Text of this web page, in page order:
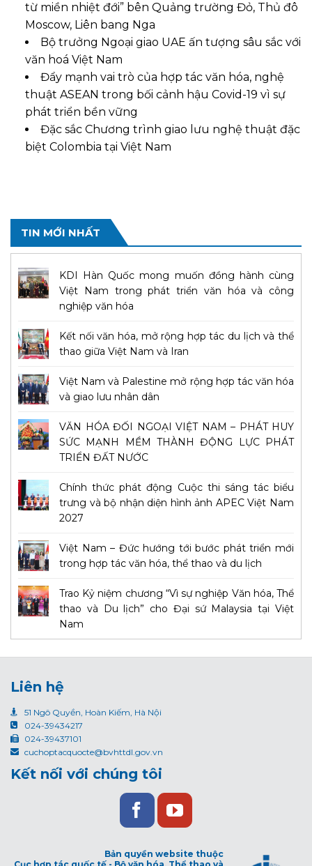
từ miền nhiệt đới” bên Quảng trường Đỏ, Thủ đô
Moscow, Liên bang Nga
Bộ trưởng Ngoại giao UAE ấn tượng sâu sắc với
văn hoá Việt Nam
Đẩy mạnh vai trò của hợp tác văn hóa, nghệ
thuật ASEAN trong bối cảnh hậu Covid-19 vì sự
phát triển bền vững
Đặc sắc Chương trình giao lưu nghệ thuật đặc
biệt Colombia tại Việt Nam
TIN MỚI NHẤT
KDI Hàn Quốc mong muốn đồng hành cùng
Việt Nam trong phát triển văn hóa và công
nghiệp văn hóa
Kết nối văn hóa, mở rộng hợp tác du lịch và thể
thao giữa Việt Nam và Iran
Việt Nam và Palestine mở rộng hợp tác văn hóa
và giao lưu nhân dân
VĂN HÓA ĐỐI NGOẠI VIỆT NAM – PHÁT HUY
SỨC MẠNH MỀM THÀNH ĐỘNG LỰC PHÁT
TRIỂN ĐẤT NƯỚC
Chính thức phát động Cuộc thi sáng tác biểu
trưng và bộ nhận diện hình ảnh APEC Việt Nam
2027
Việt Nam – Đức hướng tới bước phát triển mới
trong hợp tác văn hóa, thể thao và du lịch
Trao Kỷ niệm chương “Vì sự nghiệp Văn hóa, Thể
thao và Du lịch” cho Đại sứ Malaysia tại Việt
Nam
Liên hệ
51 Ngô Quyền, Hoàn Kiếm, Hà Nội
024-39434217
024-39437101
cuchoptacquocte@bvhttdl.gov.vn
Kết nối với chúng tôi
Bản quyền website thuộc